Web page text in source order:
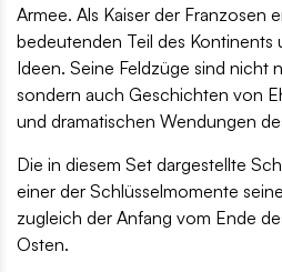
Armee. Als Kaiser der Franzosen
bedeutenden Teil des Kontinents
Ideen. Seine Feldzüge sind nicht
sondern auch Geschichten von
und dramatischen Wendungen
Die in diesem Set dargestellte
einer der Schlüsselmomente
zugleich der Anfang vom Ende
Osten.